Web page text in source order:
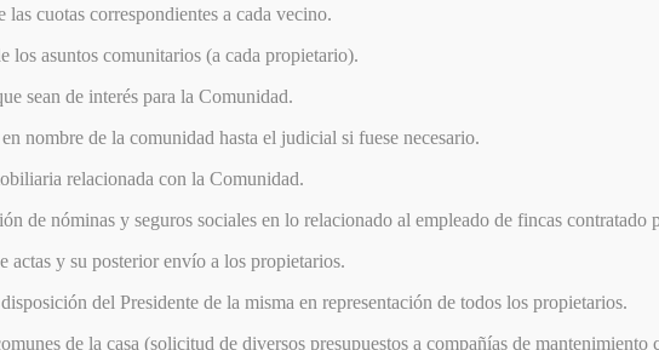
las cuotas correspondientes a cada vecino.
los asuntos comunitarios (a cada propietario).
sean de interés para la Comunidad.
nombre de la comunidad hasta el judicial si fuese necesario.
relacionada con la Comunidad.
de nóminas y seguros sociales en lo relacionado al empleado de fincas contratado
actas y su posterior envío a los propietarios.
del Presidente de la misma en representación de todos los propietarios.
de la casa (solicitud de diversos presupuestos a compañías de